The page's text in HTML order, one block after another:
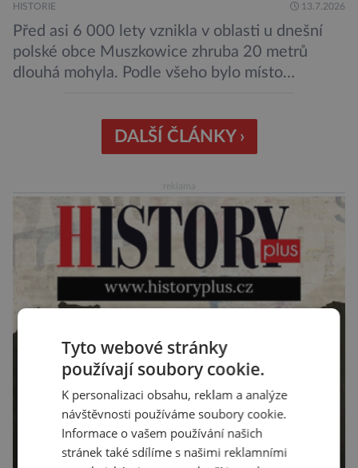
HISTORIE 13.7.2026
Před asi 6 000 lety vznikla v oblasti u dnešní
polské obce Muszkowice zhruba 20 metrů
dlouhá mohyla. Podle všeho bylo místo
mohyl, které se nacházejí v ose té starší. Na
archeologických pracích se podíleli experti ze
DALŠÍ ČLÁNKY ›
Tyto webové stránky
používají soubory cookie.
K personalizaci obsahu, reklam a analýze
návštěvnosti používáme soubory cookie.
Informace o vašem používání našich
stránek také sdílíme s našimi reklamními